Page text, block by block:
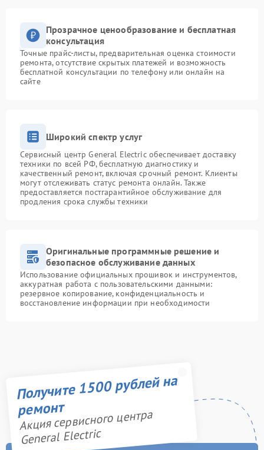
Прозрачное ценообразование и бесплатная
консультация
Точные прайс-листы, предварительная оценка стоимости
ремонта, отсутствие скрытых платежей и возможность
бесплатной консультации по телефону или онлайн на
сайте
Широкий спектр услуг
Сервисный центр General Electric обеспечивает доставку
техники по всей РФ, бесплатную диагностику и
качественный ремонт, включая срочный ремонт. Клиенты
могут отслеживать статус ремонта онлайн. Также
предоставляется постгарантийное обслуживание для
продления срока службы техники
Оригинальные программные решение и
безопасное обслуживание данных
Использование официальных прошивок и инструментов,
аккуратная работа с пользовательскими данными:
резервное копирование, конфиденциальность и
восстановление информации при необходимости
Получите 1500 рублей на
ремонт
Акция сервисного центра
General Electric